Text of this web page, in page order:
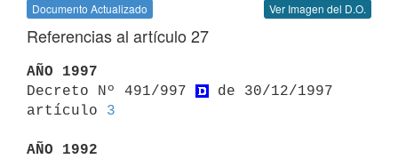
Documento Actualizado Ver Imagen del D.O.
Referencias al artículo 27
AÑO 1997
Decreto Nº 491/997
de 30/12/1997
artículo 3
AÑO 1992